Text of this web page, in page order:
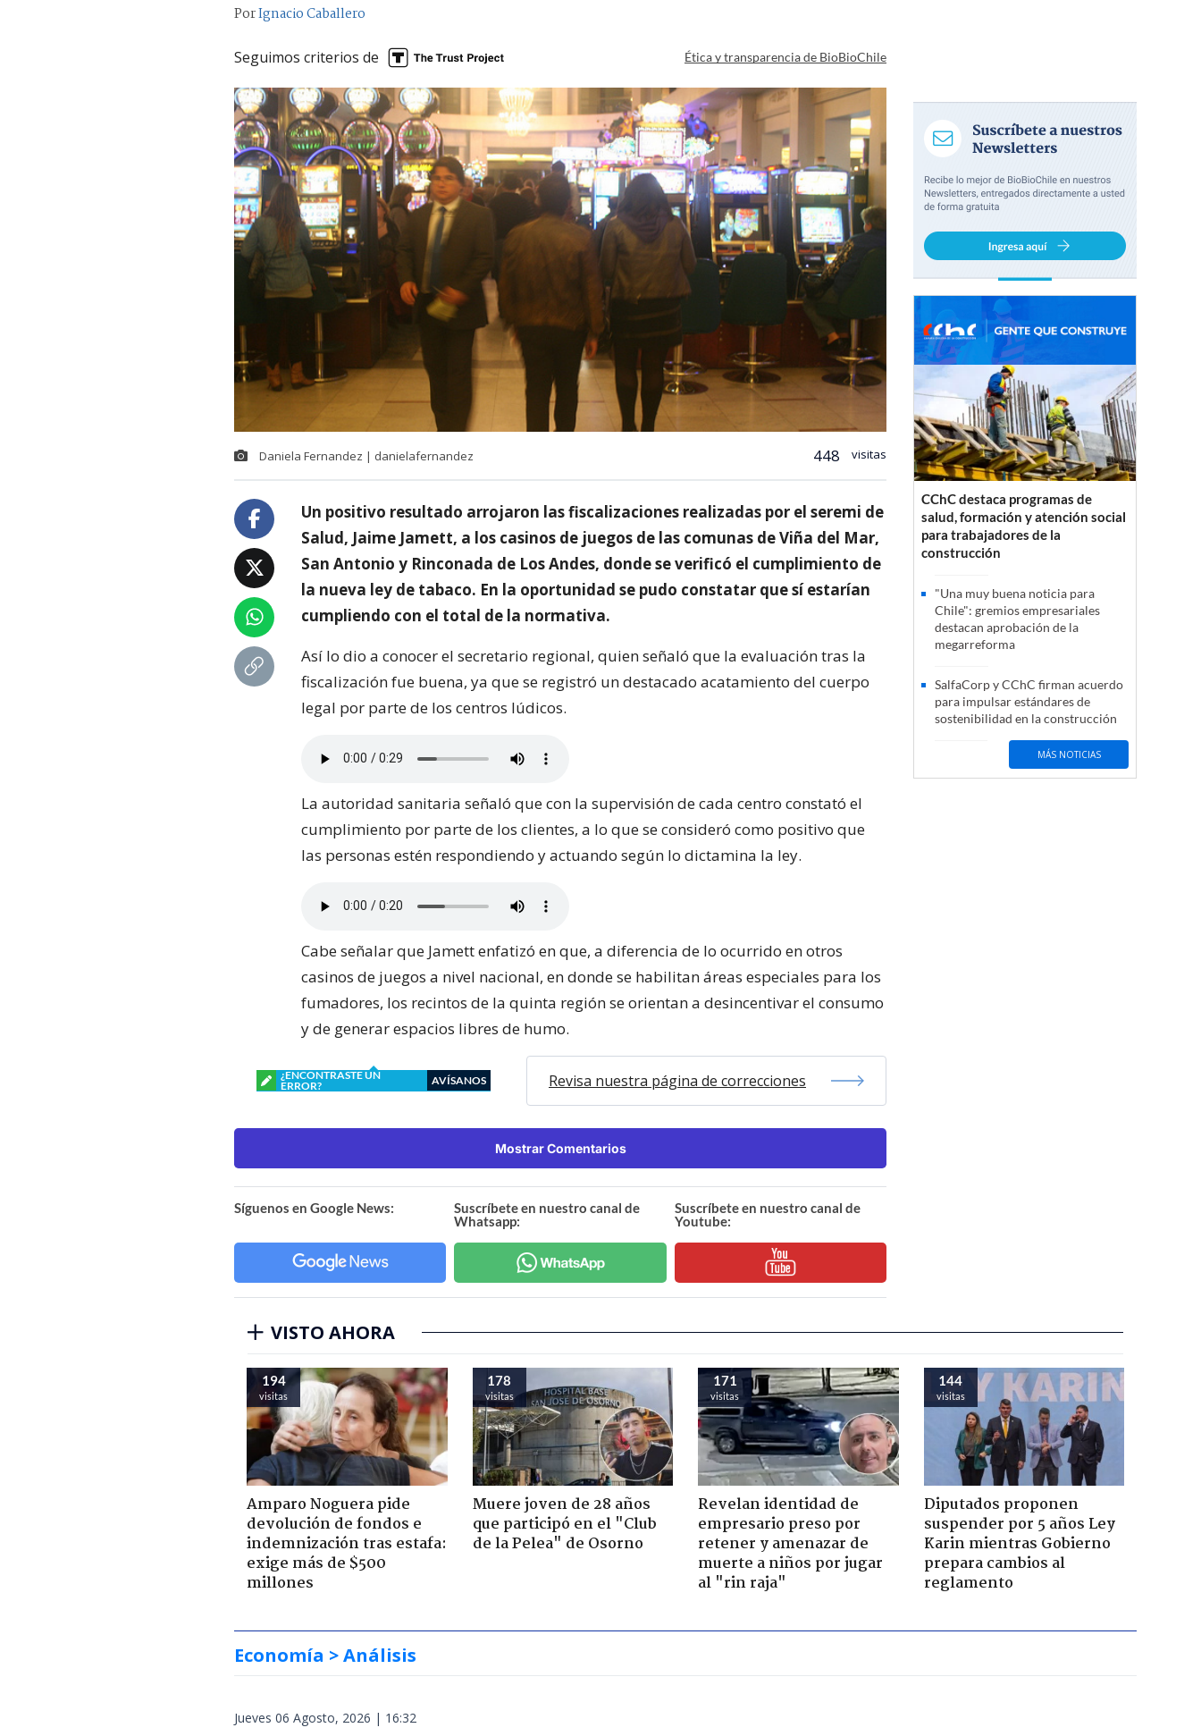
PorIgnacio Caballero
Seguimos criterios de Ética y transparencia de BioBioChile
Daniela Fernandez | danielafernandez 448 visitas
Un positivo resultado arrojaron las fiscalizaciones realizadas por el seremi de
Salud, Jaime Jamett, a los casinos de juegos de las comunas de Viña del Mar,
San Antonio y Rinconada de Los Andes, donde se verificó el cumplimiento de
la nueva ley de tabaco. En la oportunidad se pudo constatar que sí estarían
cumpliendo con el total de la normativa.
Así lo dio a conocer el secretario regional, quien señaló que la evaluación tras la
fiscalización fue buena, ya que se registró un destacado acatamiento del cuerpo
legal por parte de los centros lúdicos.
La autoridad sanitaria señaló que con la supervisión de cada centro constató el
cumplimiento por parte de los clientes, a lo que se consideró como positivo que
las personas estén respondiendo y actuando según lo dictamina la ley.
Cabe señalar que Jamett enfatizó en que, a diferencia de lo ocurrido en otros
casinos de juegos a nivel nacional, en donde se habilitan áreas especiales para los
fumadores, los recintos de la quinta región se orientan a desincentivar el consumo
y de generar espacios libres de humo.
¿ENCONTRASTE UN
ERROR?
AVÍSANOS Revisa nuestra página de correcciones
Mostrar Comentarios
Síguenos en Google News:
Suscríbete en nuestro canal de
Whatsapp:
Suscríbete en nuestro canal de
Youtube:
CChC destaca programas de
salud, formación y atención social
para trabajadores de la
construcción
"Una muy buena noticia para
Chile": gremios empresariales
destacan aprobación de la
megarreforma
SalfaCorp y CChC firman acuerdo
para impulsar estándares de
sostenibilidad en la construcción
MÁS NOTICIAS
VISTO AHORA
194
visitas
Amparo Noguera pide
devolución de fondos e
indemnización tras estafa:
exige más de $500
millones
178
visitas
Muere joven de 28 años
que participó en el "Club
de la Pelea" de Osorno
171
visitas
Revelan identidad de
empresario preso por
retener y amenazar de
muerte a niños por jugar
al "rin raja"
144
visitas
Diputados proponen
suspender por 5 años Ley
Karin mientras Gobierno
prepara cambios al
reglamento
Economía > Análisis
Jueves 06 Agosto, 2026 | 16:32